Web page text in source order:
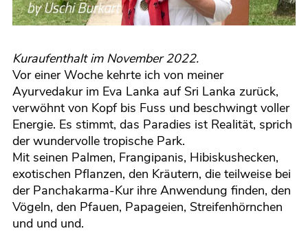
Kuraufenthalt im November 2022.
Vor einer Woche kehrte ich von meiner
Ayurvedakur im Eva Lanka auf Sri Lanka zurück,
verwöhnt von Kopf bis Fuss und beschwingt voller
Energie. Es stimmt, das Paradies ist Realität, sprich
der wundervolle tropische Park.
Mit seinen Palmen, Frangipanis, Hibiskushecken,
exotischen Pflanzen, den Kräutern, die teilweise bei
der Panchakarma-Kur ihre Anwendung finden, den
Vögeln, den Pfauen, Papageien, Streifenhörnchen
und und und.